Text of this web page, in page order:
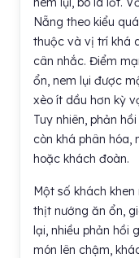
Nẵng theo kiểu
thuộc và vị trí khá
cân nhắc. Điểm
ổn, nem lụi được
xèo ít dầu hơn kỳ
Tuy nhiên, phản
còn khá phân hóa,
hoặc khách đoàn.
Một số khách khen
thịt nướng ăn ổn,
lại, nhiều phản hồi
món lên chậm,